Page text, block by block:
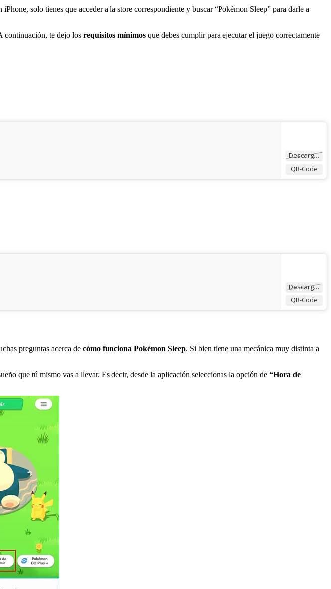
solo tienes que acceder a la store correspondiente y buscar “Pokémon Sleep” para darle a
continuación, te dejo los requisitos mínimos que debes cumplir para ejecutar el juego correctamente
Descargar
QR-Code
Descargar
QR-Code
preguntas acerca de cómo funciona Pokémon Sleep. Si bien tiene una mecánica muy distinta a
que tú mismo vas a llevar. Es decir, desde la aplicación seleccionas la opción de “Hora de